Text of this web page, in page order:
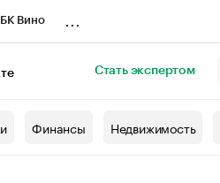
Вино
Стать экспертом
Финансы Недвижимость